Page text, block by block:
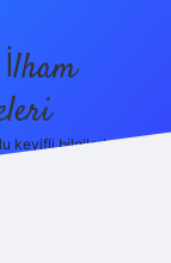
İlham
keyifli bilgiler!